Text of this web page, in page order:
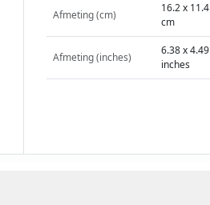
Afmeting (cm)
16.2 x 11.4
cm
Afmeting (inches)
6.38 x 4.49
inches